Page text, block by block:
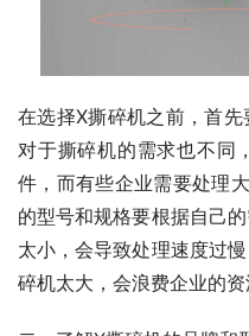
在选择X撕碎机之前，首
对于撕碎机的需求也不同
件，而有些企业需要处理
的型号和规格要根据自己
太小，会导致处理速度过
碎机太大，会浪费企业的资